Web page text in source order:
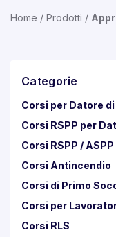
Home / Prodotti /
Categorie
Corsi per Datore
Corsi RSPP per
Corsi RSPP / ASPP
Corsi Antincendio
Corsi di Primo
Corsi per
Corsi RLS